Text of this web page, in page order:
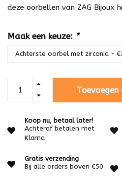
deze oorbellen van ZAG Bijoux
Maak een keuze: *
Koop nu, betaal later!
Achteraf betalen met
Klarna
Gratis verzending
Bij alle orders boven €50